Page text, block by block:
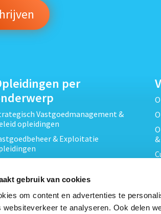
gebruik van cookies
om content en advertenties te
websiteverkeer te analyseren. Ook delen
per
Vastgoedmanagement &
opleidingen
& Exploitatie
&
Onderhoud & Inspectie